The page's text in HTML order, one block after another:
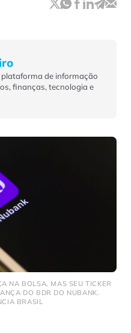
plataforma de informação
finanças, tecnologia e
NA BOLSA, MAS SEU TICKER
DO BDR DO NUBANK.
BRASIL